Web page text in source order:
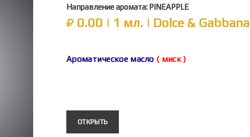
Направление аромата: PINEAPPLE
0.00 | 1 мл. | Dolce & Gabbana
Ароматическое масло ( миск )
ОТКРЫТЬ